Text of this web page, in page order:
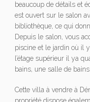
beaucoup de détails et
est ouvert sur le salon
bibliothèque, ce qui
Depuis le salon, vous
piscine et le jardin où il
l’étage supérieur il ya
bains, une salle de
Cette villa à vendre à